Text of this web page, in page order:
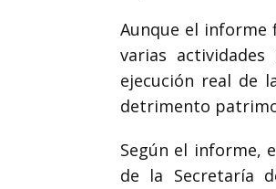
Aunque el informe
varias
ejecución real de
detrimento
Según el informe,
de la Secretaría